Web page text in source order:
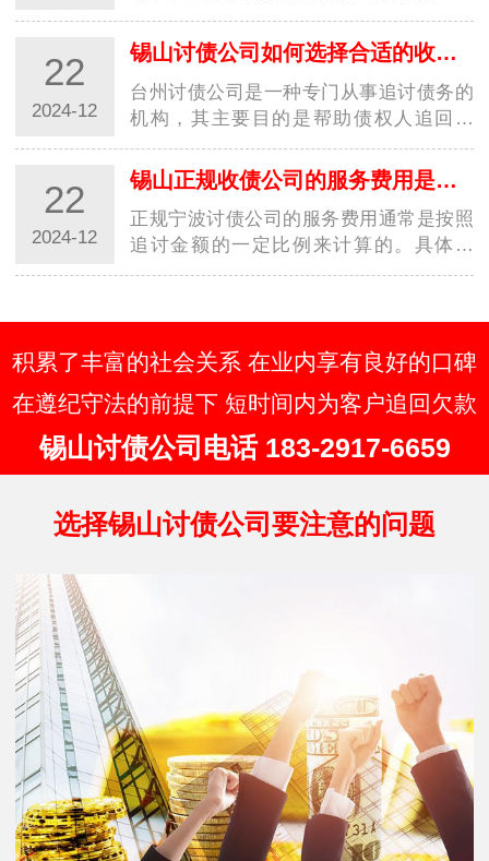
讨的目标。这些高招的运用，让讨债行业
更加规范，并为债权人提供了更好的保
障。随着社会经济的发展，讨债行业也越
来越受到…
22
2024-12
锡山讨债公司如何选择合适的收费方式？
台州讨债公司是一种专门从事追讨债务的
机构，其主要目的是帮助债权人追回欠
款。在选择收费方式时，台州讨债公司需
要考虑多种因素，以确保能够满足客户的
需求并获得合理的收益。以下是一些常见
的收费方…
22
2024-12
锡山正规收债公司的服务费用是如何计算的？
正规宁波讨债公司的服务费用通常是按照
追讨金额的一定比例来计算的。具体来
说，服务费用通常由以下几个方面组成：
主要费用，通常是按照追讨金额的固定比
例来计算…
积累了丰富的社会关系 在业内享有良好的口碑
在遵纪守法的前提下 短时间内为客户追回欠款
锡山讨债公司电话 183-2917-6659
选择锡山讨债公司要注意的问题